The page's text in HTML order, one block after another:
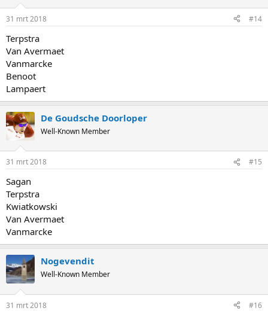
31 mrt 2018 #14
Terpstra
Van Avermaet
Vanmarcke
Benoot
Lampaert
De Goudsche Doorloper
Well-Known Member
31 mrt 2018 #15
Sagan
Terpstra
Kwiatkowski
Van Avermaet
Vanmarcke
Nogevendit
Well-Known Member
31 mrt 2018 #16